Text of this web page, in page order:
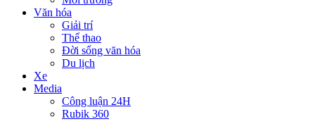
Văn hóa
Giải trí
Thể thao
Đời sống văn hóa
Du lịch
Xe
Media
Công luận 24H
Rubik 360